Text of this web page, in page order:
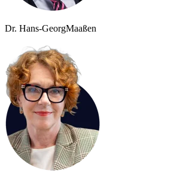
Dr. Hans-GeorgMaaßen